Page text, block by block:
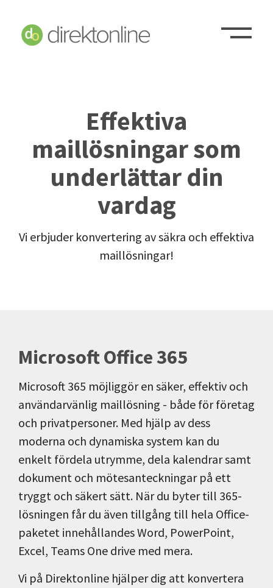
Effektiva
maillösningar som
underlättar din
vardag
Vi erbjuder konvertering av säkra och effektiva
maillösningar!
Microsoft Office 365
Microsoft 365 möjliggör en säker, effektiv och
användarvänlig maillösning - både för företag
och privatpersoner. Med hjälp av dess
moderna och dynamiska system kan du
enkelt fördela utrymme, dela kalendrar samt
dokument och mötesanteckningar på ett
tryggt och säkert sätt. När du byter till 365-
lösningen får du även tillgång till hela Office-
paketet innehållandes Word, PowerPoint,
Excel, Teams One drive med mera.
Vi på Direktonline hjälper dig att konvertera